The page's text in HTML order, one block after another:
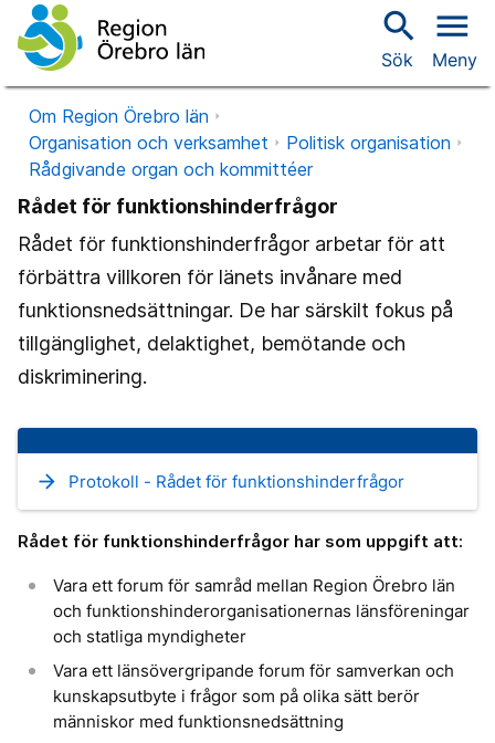
search
Sök
menu
Meny
Om Region Örebro län
Organisation och verksamhet
Politisk organisation
Rådgivande organ och kommittéer
Rådet för funktionshinderfrågor
Rådet för funktionshinderfrågor arbetar för att
förbättra villkoren för länets invånare med
funktionsnedsättningar. De har särskilt fokus på
tillgänglighet, delaktighet, bemötande och
diskriminering.
arrow_forward Protokoll - Rådet för funktionshinderfrågor
Rådet för funktionshinderfrågor har som uppgift att:
Vara ett forum för samråd mellan Region Örebro län
och funktionshinderorganisationernas länsföreningar
och statliga myndigheter
Vara ett länsövergripande forum för samverkan och
kunskapsutbyte i frågor som på olika sätt berör
människor med funktionsnedsättning